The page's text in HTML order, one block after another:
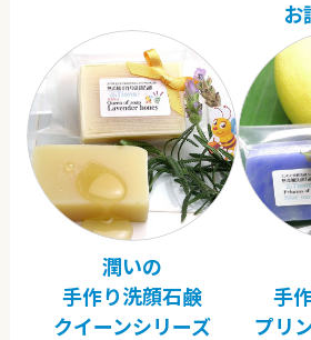
お
潤いの
手作り洗顔石鹸
クイーンシリーズ
手
プリ